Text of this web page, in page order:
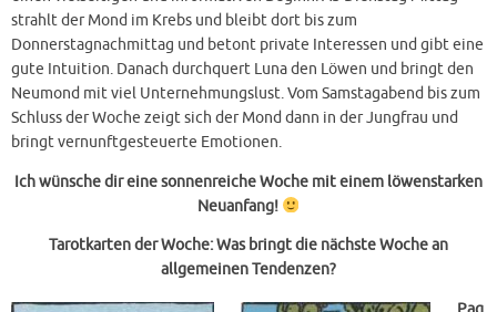
strahlt der Mond im Krebs und bleibt dort bis zum
Donnerstagnachmittag und betont private Interessen und gibt eine
gute Intuition. Danach durchquert Luna den Löwen und bringt den
Neumond mit viel Unternehmungslust. Vom Samstagabend bis zum
Schluss der Woche zeigt sich der Mond dann in der Jungfrau und
bringt vernunftgesteuerte Emotionen.
Ich wünsche dir eine sonnenreiche Woche mit einem löwenstarken
Neuanfang!
Tarotkartender Woche: Was bringt die nächste Woche an
allgemeinen Tendenzen?